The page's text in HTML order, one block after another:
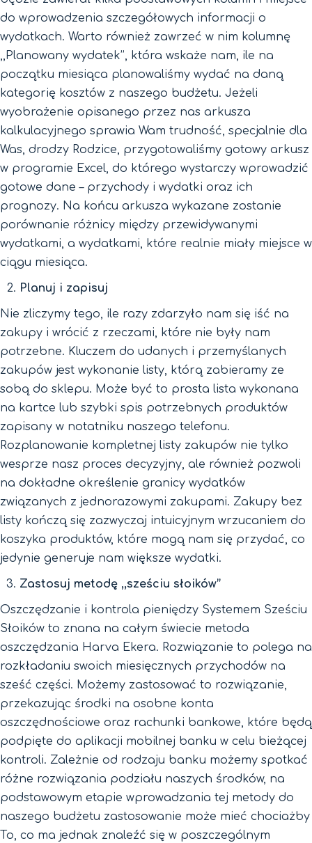
do wprowadzenia szczegółowych informacji o
wydatkach. Warto również zawrzeć w nim kolumnę
,,Planowany wydatek’’, która wskaże nam, ile na
początku miesiąca planowaliśmy wydać na daną
kategorię kosztów z naszego budżetu. Jeżeli
wyobrażenie opisanego przez nas arkusza
kalkulacyjnego sprawia Wam trudność, specjalnie dla
Was, drodzy Rodzice, przygotowaliśmy gotowy arkusz
w programie Excel, do którego wystarczy wprowadzić
gotowe dane – przychody i wydatki oraz ich
prognozy. Na końcu arkusza wykazane zostanie
porównanie różnicy między przewidywanymi
wydatkami, a wydatkami, które realnie miały miejsce w
ciągu miesiąca.
Planuj i zapisuj
Nie zliczymy tego, ile razy zdarzyło nam się iść na
zakupy i wrócić z rzeczami, które nie były nam
potrzebne. Kluczem do udanych i przemyślanych
zakupów jest wykonanie listy, którą zabieramy ze
sobą do sklepu. Może być to prosta lista wykonana
na kartce lub szybki spis potrzebnych produktów
zapisany w notatniku naszego telefonu.
Rozplanowanie kompletnej listy zakupów nie tylko
wesprze nasz proces decyzyjny, ale również pozwoli
na dokładne określenie granicy wydatków
związanych z jednorazowymi zakupami. Zakupy bez
listy kończą się zazwyczaj intuicyjnym wrzucaniem do
koszyka produktów, które mogą nam się przydać, co
jedynie generuje nam większe wydatki.
Zastosuj metodę ,,sześciu słoików’’
Oszczędzanie i kontrola pieniędzy Systemem Sześciu
Słoików to znana na całym świecie metoda
oszczędzania Harva Ekera. Rozwiązanie to polega na
rozkładaniu swoich miesięcznych przychodów na
sześć części. Możemy zastosować to rozwiązanie,
przekazując środki na osobne konta
oszczędnościowe oraz rachunki bankowe, które będą
podpięte do aplikacji mobilnej banku w celu bieżącej
kontroli. Zależnie od rodzaju banku możemy spotkać
różne rozwiązania podziału naszych środków, na
podstawowym etapie wprowadzania tej metody do
naszego budżetu zastosowanie może mieć chociażby
To, co ma jednak znaleźć się w poszczególnym